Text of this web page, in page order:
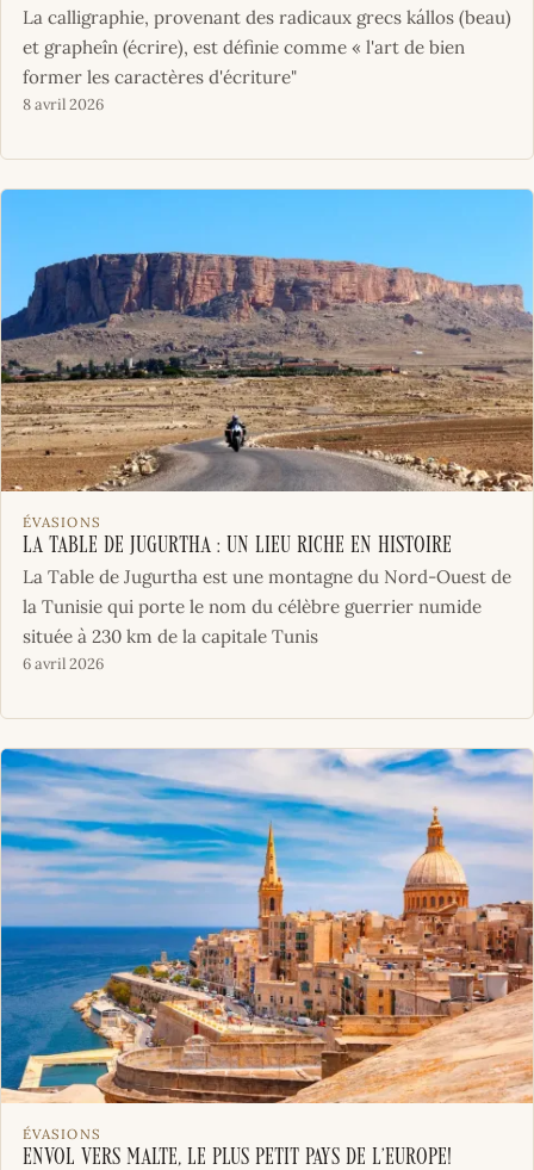
La calligraphie, provenant des radicaux grecs kállos (beau)
et grapheîn (écrire), est définie comme « l'art de bien
former les caractères d'écriture"
8 avril 2026
ÉVASIONS
La table de Jugurtha : un lieu riche en histoire
La Table de Jugurtha est une montagne du Nord-Ouest de
la Tunisie qui porte le nom du célèbre guerrier numide
située à 230 km de la capitale Tunis
6 avril 2026
ÉVASIONS
Envol vers Malte, le plus petit pays de l’Europe!